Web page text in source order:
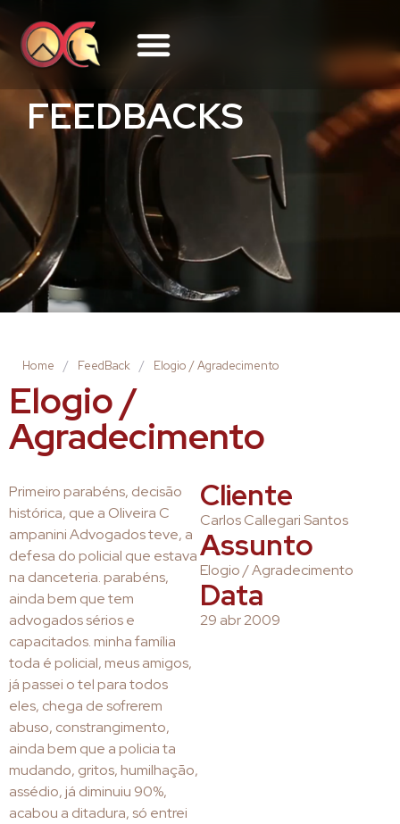
FEEDBACKS
Home / FeedBack / Elogio / Agradecimento
Elogio /
Agradecimento
Primeiro parabéns, decisão
histórica, que a Oliveira C
ampanini Advogados teve, a
defesa do policial que estava
na danceteria. parabéns,
ainda bem que tem
advogados sérios e
capacitados. minha família
toda é policial, meus amigos,
já passei o tel para todos
eles, chega de sofrerem
abuso, constrangimento,
ainda bem que a policia ta
mudando, gritos, humilhação,
assédio, já diminuiu 90%,
acabou a ditadura, só entrei
Cliente
Carlos Callegari Santos
Assunto
Elogio / Agradecimento
Data
29 abr 2009